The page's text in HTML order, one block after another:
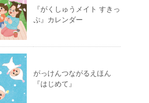
『がくしゅうメイト すきっ
ぷ』カレンダー
がっけんつながるえほん
『はじめて』